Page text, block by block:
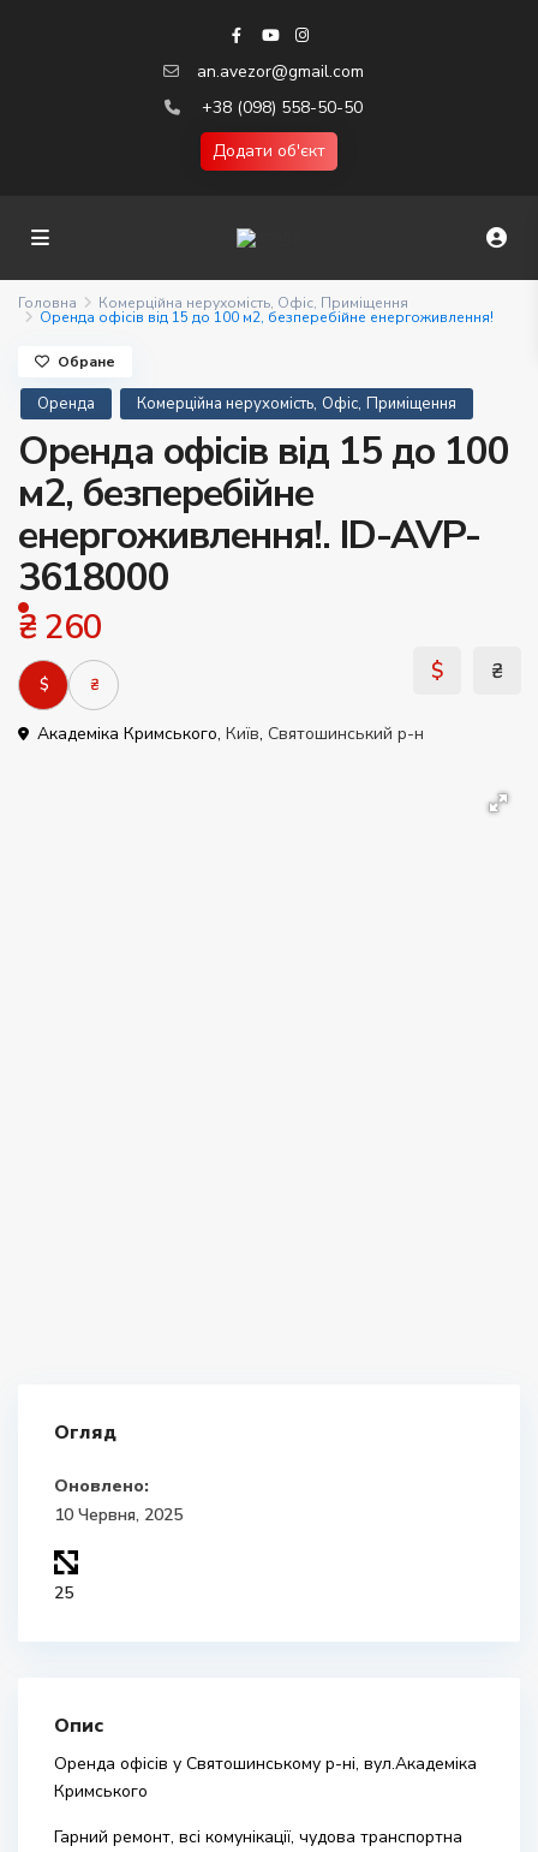
an.avezor@gmail.com
+38 (098) 558-50-50
Додати об'єкт
Головна Комерційна нерухомість, Офіс, Приміщення
Оренда офісів від 15 до 100 м2, безперебійне енергоживлення!
Оренда Комерційна нерухомість, Офіс, Приміщення
Оренда офісів від 15 до 100
м2, безперебійне
енергоживлення!. ID-AVP-
3618000
₴ 260
$ ₴
Академіка Кримського, Київ, Святошинський р-н
Обране
Огляд
Оновлено:
10 Червня, 2025
25
Опис
Оренда офісів у Святошинському р-ні, вул.Академіка
Кримського
Гарний ремонт, всі комунікації, чудова транспортна
$ ₴